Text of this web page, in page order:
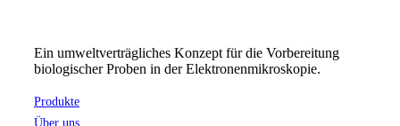
Ein umweltverträgliches Konzept für die Vorbereitung
biologischer Proben in der Elektronenmikroskopie.
Produkte
Über uns